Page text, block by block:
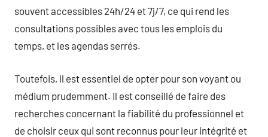
souvent accessibles 24h/24 et 7j/7, ce qui rend les
consultations possibles avec tous les emplois du
temps, et les agendas serrés.
Toutefois, il est essentiel de opter pour son voyant ou
médium prudemment. Il est conseillé de faire des
recherches concernant la fiabilité du professionnel et
de choisir ceux qui sont reconnus pour leur intégrité et